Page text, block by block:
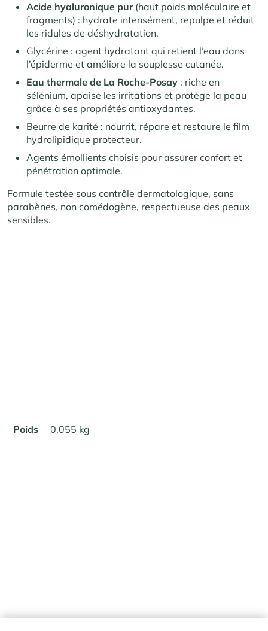
Acide hyaluronique pur(haut poids moléculaire et
fragments) : hydrate intensément, repulpe et réduit
les ridules de déshydratation.
Glycérine : agent hydratant qui retient l’eau dans
l’épiderme et améliore la souplesse cutanée.
Eau thermale de La Roche-Posay : riche en
sélénium, apaise les irritations et protège la peau
grâce à ses propriétés antioxydantes.
Beurre de karité : nourrit, répare et restaure le film
hydrolipidique protecteur.
Agents émollients choisis pour assurer confort et
pénétration optimale.
Formule testée sous contrôle dermatologique, sans
parabènes, non comédogène, respectueuse des peaux
sensibles.
Poids 0,055 kg